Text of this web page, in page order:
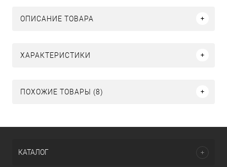
ОПИСАНИЕ ТОВАРА
ХАРАКТЕРИСТИКИ
ПОХОЖИЕ ТОВАРЫ (8)
КАТАЛОГ